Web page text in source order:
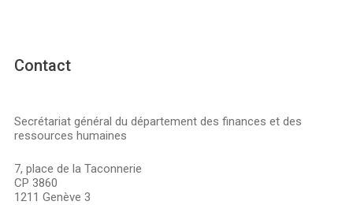
Contact
Secrétariat général du département des finances et des
ressources humaines
7, place de la Taconnerie
CP 3860
1211 Genève 3